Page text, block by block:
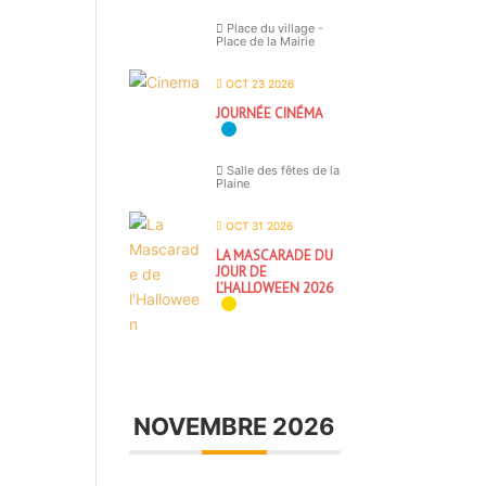
Place du village -
Place de la Mairie
OCT 23 2026
JOURNÉE CINÉMA
Salle des fêtes de la
Plaine
OCT 31 2026
LA MASCARADE DU
JOUR DE
L’HALLOWEEN 2026
NOVEMBRE 2026